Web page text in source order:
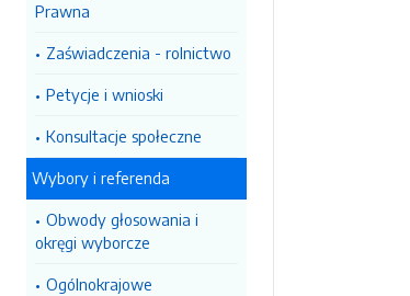
Prawna
Zaświadczenia - rolnictwo
Petycje i wnioski
Konsultacje społeczne
Wybory i referenda
Obwody głosowania i
okręgi wyborcze
Ogólnokrajowe